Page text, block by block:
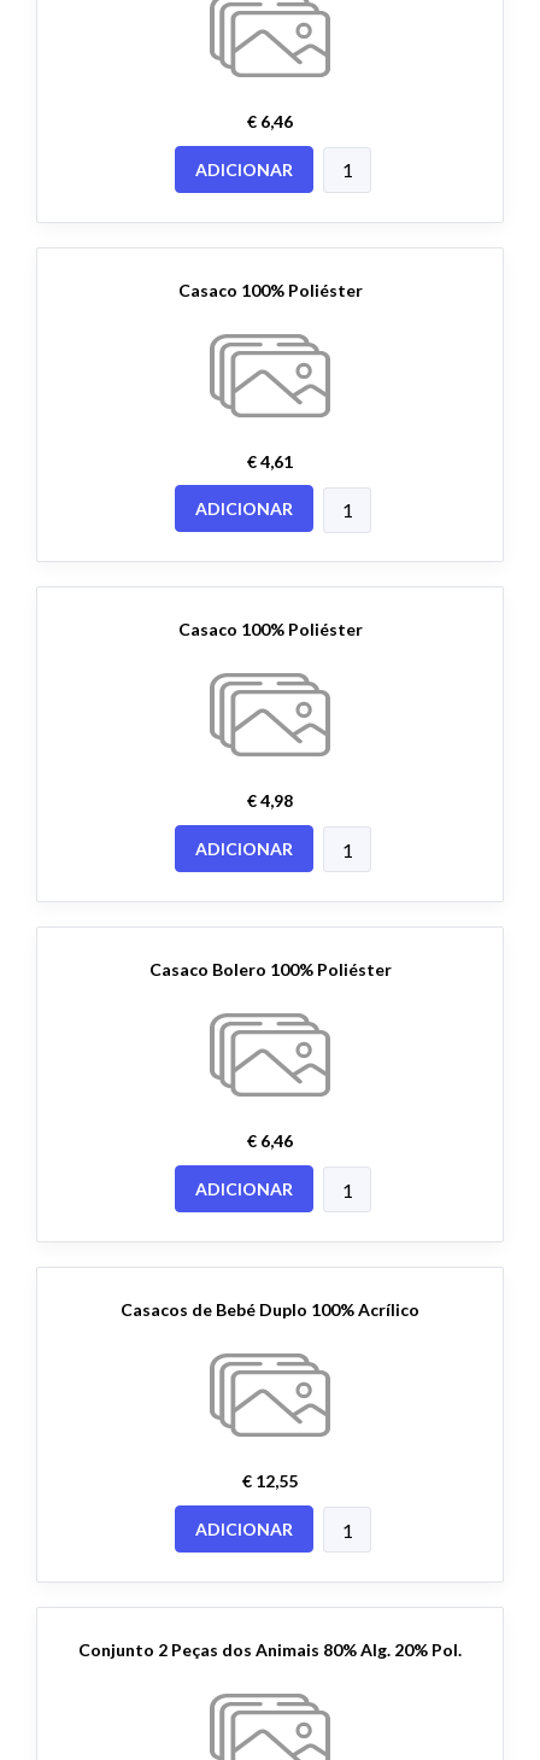
€ 6,46
ADICIONAR
Casaco 100% Poliéster
€ 4,61
ADICIONAR
Casaco 100% Poliéster
€ 4,98
ADICIONAR
Casaco Bolero 100% Poliéster
€ 6,46
ADICIONAR
Casacos de Bebé Duplo 100% Acrílico
€ 12,55
ADICIONAR
Conjunto 2 Peças dos Animais 80% Alg. 20% Pol.